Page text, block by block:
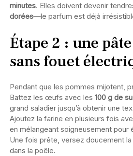
minutes. Elles doivent devenir
dorées—le parfum est déjà
Étape 2 : une
sans fouet
Pendant que les pommes mijotent,
Battez les œufs avec les 100 g de
grand saladier jusqu’à obtenir une
Ajoutez la farine en plusieurs fois
en mélangeant soigneusement pour
Une fois prête, versez doucement
dans la poêle.